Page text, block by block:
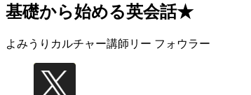
基礎から始める英会話★
よみうりカルチャー講師 リー フォウラー